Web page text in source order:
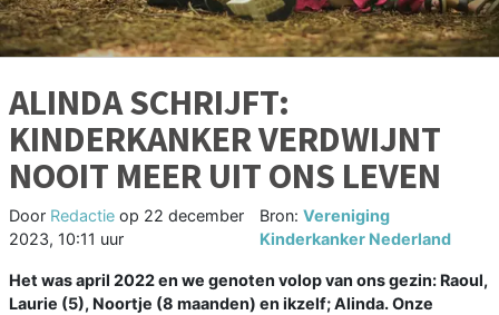
ALINDA SCHRIJFT:
KINDERKANKER VERDWIJNT
NOOIT MEER UIT ONS LEVEN
Door Redactie op 22 december
2023, 10:11 uur
Bron:Vereniging
Kinderkanker Nederland
Het was april 2022 en we genoten volop van ons gezin: Raoul,
Laurie (5), Noortje (8 maanden) en ikzelf; Alinda. Onze